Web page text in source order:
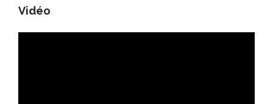
Vidéo